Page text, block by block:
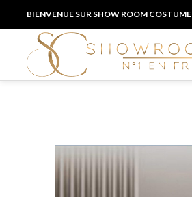
BIENVENUE SUR SHOW ROOM COSTUME